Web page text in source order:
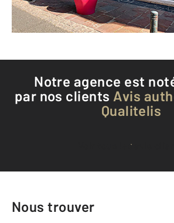
Téléphoner à
Notre agence est
par nos clients Avis
Qualitelis
Voir tous les avis
Nous trouver